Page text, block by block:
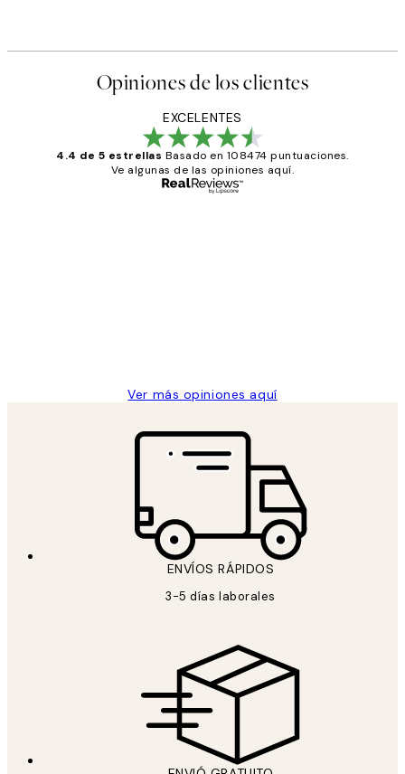
Opiniones de los clientes
EXCELENTES
4.4 de 5 estrellas Basado en 108474 puntuaciones.
Ve algunas de las opiniones aquí.
Ver más opiniones aquí
ENVÍOS RÁPIDOS
3-5 días laborales